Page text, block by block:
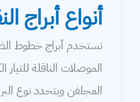
أنواع أبراج
تستخدم أبراج خطوط
الموصلات الناقلة
المجلفن ويتحدد نوع